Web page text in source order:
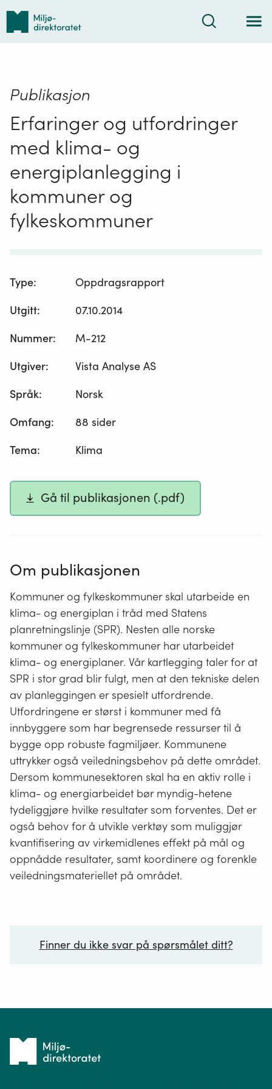
Tilbake
forsiden
Søk
Publikasjon
Erfaringer og utfordringer
med klima- og
energiplanlegging i
kommuner og
fylkeskommuner
Type:
Oppdragsrapport
Utgitt:
07.10.2014
Nummer:
M-212
Utgiver:
Vista Analyse AS
Språk:
Norsk
Omfang:
88 sider
Tema: Klima
Gå til publikasjonen (.pdf)
Om publikasjonen
Kommuner og fylkeskommuner skal utarbeide en
klima- og energiplan i tråd med Statens
planretningslinje (SPR). Nesten alle norske
kommuner og fylkeskommuner har utarbeidet
klima- og energiplaner. Vår kartlegging taler for at
SPR i stor grad blir fulgt, men at den tekniske delen
av planleggingen er spesielt utfordrende.
Utfordringene er størst i kommuner med få
innbyggere som har begrensede ressurser til å
bygge opp robuste fagmiljøer. Kommunene
uttrykker også veiledningsbehov på dette området.
Dersom kommunesektoren skal ha en aktiv rolle i
klima- og energiarbeidet bør myndig-hetene
tydeliggjøre hvilke resultater som forventes. Det er
også behov for å utvikle verktøy som muliggjør
kvantifisering av virkemidlenes effekt på mål og
oppnådde resultater, samt koordinere og forenkle
veiledningsmateriellet på området.
Finner du ikke svar på spørsmålet ditt?
Tilbake